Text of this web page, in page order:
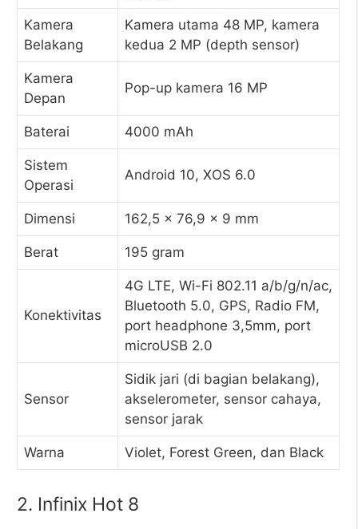
Kamera
Belakang
Kamera utama 48 MP, kamera
kedua 2 MP (depth sensor)
Kamera
Depan
Pop-up kamera 16 MP
Baterai 4000 mAh
Sistem
Operasi
Android 10, XOS 6.0
Dimensi 162,5 x 76,9 x 9 mm
Berat 195 gram
Konektivitas
4G LTE, Wi-Fi 802.11 a/b/g/n/ac,
Bluetooth 5.0, GPS, Radio FM,
port headphone 3,5mm, port
microUSB 2.0
Sensor
Sidik jari (di bagian belakang),
akselerometer, sensor cahaya,
sensor jarak
Warna Violet, Forest Green, dan Black
2. Infinix Hot 8